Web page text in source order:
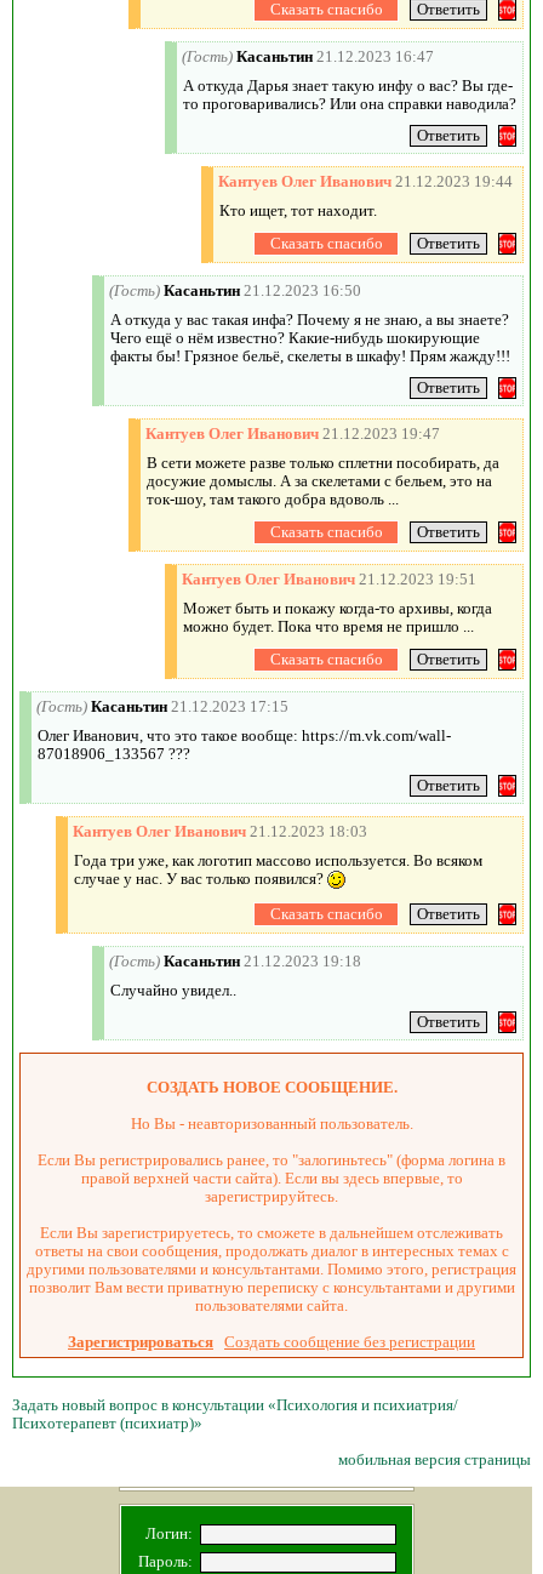
(Гость) Касаньтин 21.12.2023 16:47
А откуда Дарья знает такую инфу о вас? Вы где-
то проговаривались? Или она справки наводила?
Кантуев Олег Иванович 21.12.2023 19:44
Кто ищет, тот находит.
(Гость) Касаньтин 21.12.2023 16:50
А откуда у вас такая инфа? Почему я не знаю, а вы знаете?
Чего ещё о нём известно? Какие-нибудь шокирующие
факты бы! Грязное бельё, скелеты в шкафу! Прям жажду!!!
Кантуев Олег Иванович 21.12.2023 19:47
В сети можете разве только сплетни пособирать, да
досужие домыслы. А за скелетами с бельем, это на
ток-шоу, там такого добра вдоволь ...
Кантуев Олег Иванович 21.12.2023 19:51
Может быть и покажу когда-то архивы, когда
можно будет. Пока что время не пришло ...
(Гость) Касаньтин 21.12.2023 17:15
Олег Иванович, что это такое вообще: https://m.vk.com/wall-
87018906_133567 ???
Кантуев Олег Иванович 21.12.2023 18:03
Года три уже, как логотип массово используется. Во всяком
случае у нас. У вас только появился?
(Гость) Касаньтин 21.12.2023 19:18
Случайно увидел..
СОЗДАТЬ НОВОЕ СООБЩЕНИЕ.
Но Вы - неавторизованный пользователь.
Если Вы регистрировались ранее, то "залогиньтесь" (форма логина в
правой верхней части сайта). Если вы здесь впервые, то
зарегистрируйтесь.
Если Вы зарегистрируетесь, то сможете в дальнейшем отслеживать
ответы на свои сообщения, продолжать диалог в интересных темах с
другими пользователями и консультантами. Помимо этого, регистрация
позволит Вам вести приватную переписку с консультантами и другими
пользователями сайта.
Зарегистрироваться Создать сообщение без регистрации
Задать новый вопрос в консультации «Психология и психиатрия/
Психотерапевт (психиатр)»
мобильная версия страницы
Логин:
Пароль: